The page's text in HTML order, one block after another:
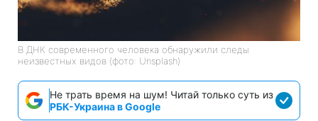
В ДНК современного человека обнаружили следы
неизвестных видов (фото: Unsplash)
Не трать время на шум! Читай только суть из
РБК-Украина в Google